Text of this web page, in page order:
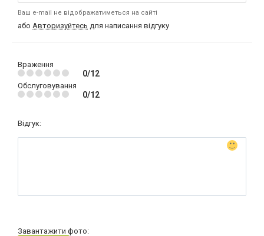
Ваш e-mail не відображатиметься на сайті
або Авторизуйтесь для написання відгуку
Враження
0/12
Обслуговування
0/12
Відгук:
Завантажити фото: